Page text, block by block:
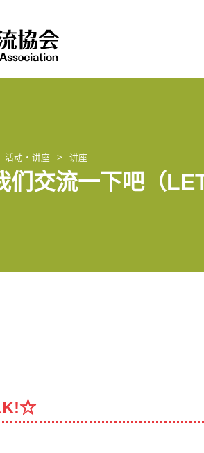
活动‧讲座 讲座
们交流一下吧（